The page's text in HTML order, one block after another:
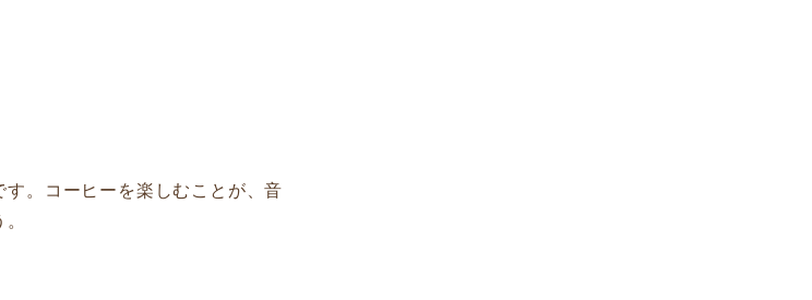
。コーヒーを楽しむことが、音